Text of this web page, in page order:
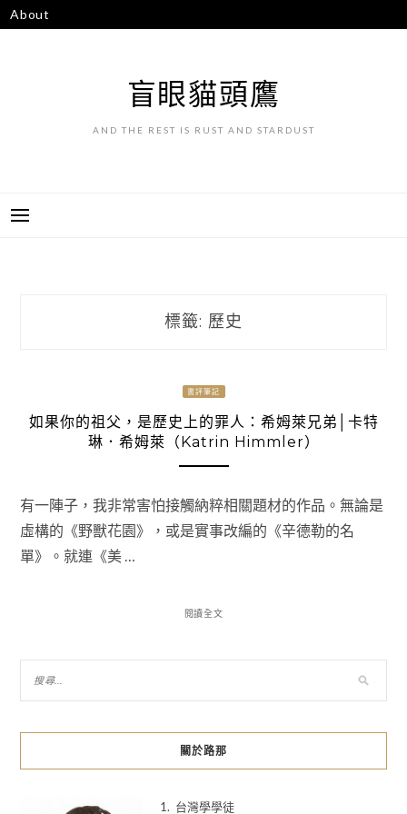
跳
至
About
盲眼貓頭鷹
AND THE REST IS RUST AND STARDUST
標籤: 歷史
書評筆記
如果你的祖父，是歷史上的罪人：希姆萊兄弟│卡特
琳．希姆萊（Katrin Himmler）
有一陣子，我非常害怕接觸納粹相關題材的作品。無論是
虛構的《野獸花園》，或是實事改編的《辛德勒的名
單》。就連《美 …
閱讀全文
關於路那
1. 台灣學學徒